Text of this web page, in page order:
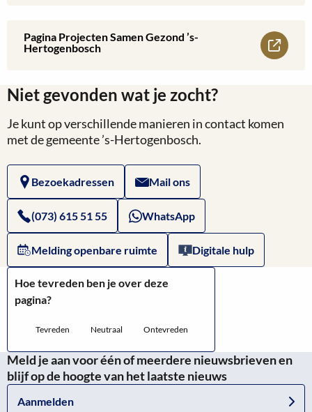
over
Verhalen
Samen
Gezond
’s-
Hertogenbosch
Pagina Projecten Samen Gezond ’s-
Hertogenbosch
Lees
over
Pagina
Samen
Gezond
Hertogenbosch
Niet gevonden wat je zocht?
Je kunt op verschillende manieren in contact komen
met de gemeente ’s-Hertogenbosch.
Bezoekadressen Mail ons
(073) 615 51 55 WhatsApp
Melding openbare ruimte Digitale hulp
Hoe tevreden ben je over deze
pagina?
Tevreden Neutraal Ontevreden
Meld je aan voor één of meerdere nieuwsbrieven en
blijf op de hoogte van het laatste nieuws
Aanmelden